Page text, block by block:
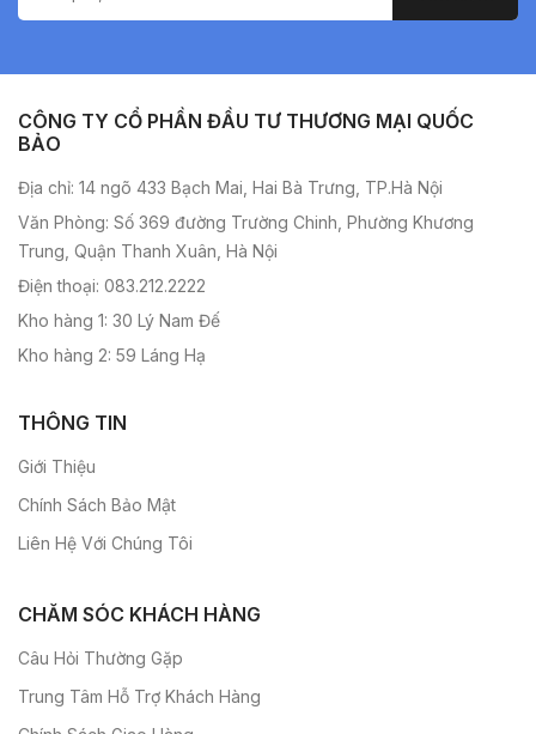
CÔNG TY CỔ PHẦN ĐẦU TƯ THƯƠNG MẠI QUỐC
BẢO
Địa chỉ: 14 ngõ 433 Bạch Mai, Hai Bà Trưng, TP.Hà Nội
Văn Phòng: Số 369 đường Trường Chinh, Phường Khương
Trung, Quận Thanh Xuân, Hà Nội
Điện thoại: 083.212.2222
Kho hàng 1: 30 Lý Nam Đế
Kho hàng 2: 59 Láng Hạ
THÔNG TIN
Giới Thiệu
Chính Sách Bảo Mật
Liên Hệ Với Chúng Tôi
CHĂM SÓC KHÁCH HÀNG
Câu Hỏi Thường Gặp
Trung Tâm Hỗ Trợ Khách Hàng